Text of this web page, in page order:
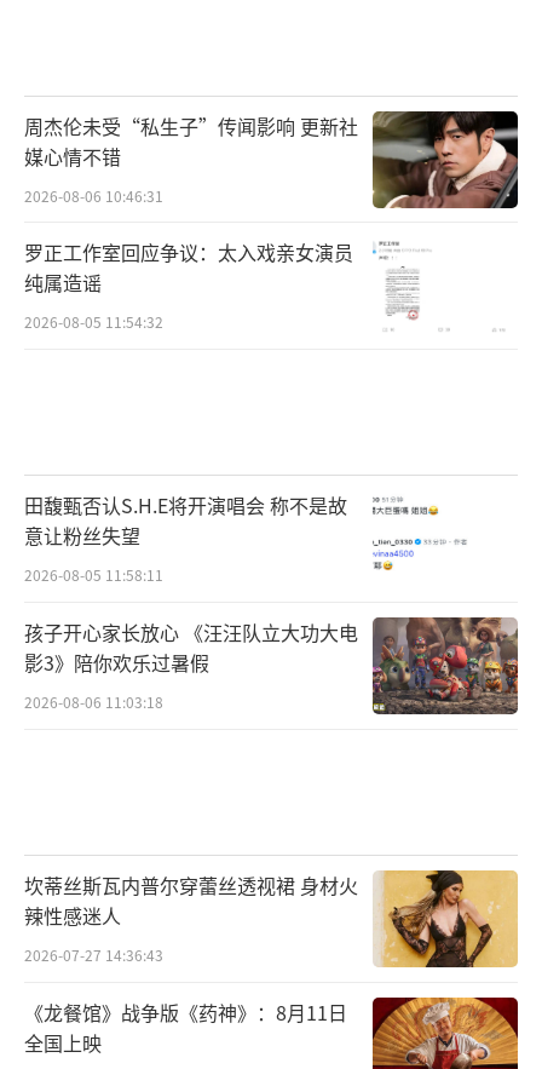
周杰伦未受“私生子”传闻影响 更新社
媒心情不错
2026-08-06 10:46:31
罗正工作室回应争议：太入戏亲女演员
纯属造谣
2026-08-05 11:54:32
田馥甄否认S.H.E将开演唱会 称不是故
意让粉丝失望
2026-08-05 11:58:11
孩子开心家长放心 《汪汪队立大功大电
影3》陪你欢乐过暑假
2026-08-06 11:03:18
坎蒂丝斯瓦内普尔穿蕾丝透视裙 身材火
辣性感迷人
2026-07-27 14:36:43
《龙餐馆》战争版《药神》：8月11日
全国上映